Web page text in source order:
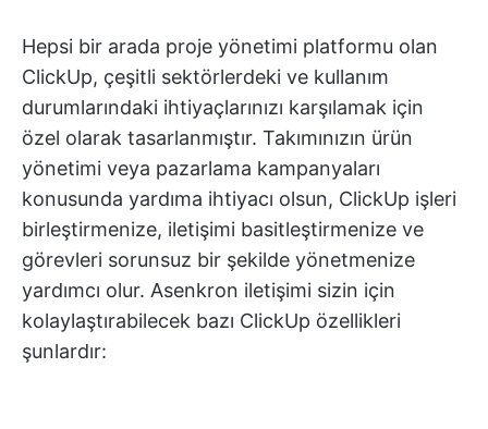
Hepsi bir arada proje yönetimi platformu olan
ClickUp, çeşitli sektörlerdeki ve kullanım
durumlarındaki ihtiyaçlarınızı karşılamak için
özel olarak tasarlanmıştır. Takımınızın ürün
yönetimi veya pazarlama kampanyaları
konusunda yardıma ihtiyacı olsun, ClickUp işleri
birleştirmenize, iletişimi basitleştirmenize ve
görevleri sorunsuz bir şekilde yönetmenize
yardımcı olur. Asenkron iletişimi sizin için
kolaylaştırabilecek bazı ClickUp özellikleri
şunlardır: